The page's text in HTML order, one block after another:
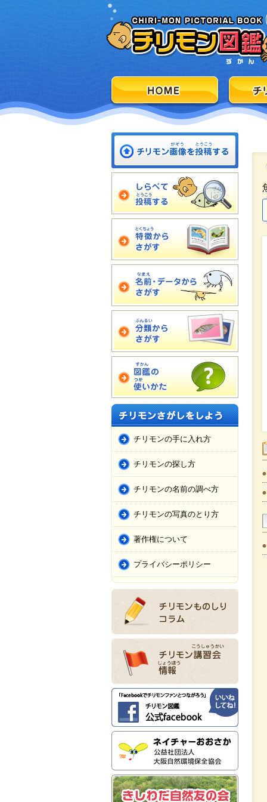
チリモンの手に入れ方
チリモンの探し方
チリモンの名前の調べ方
チリモンの写真のとり方
著作権について
プライバシーポリシー